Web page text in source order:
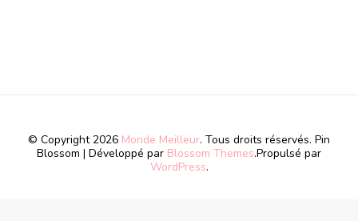
© Copyright 2026 Monde Meilleur. Tous droits réservés. Pin
Blossom | Développé par Blossom Themes.Propulsé par
WordPress.